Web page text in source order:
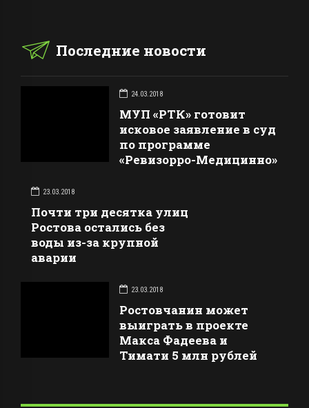
Последние новости
24.03.2018
МУП «РТК» готовит
исковое заявление в суд
по программе
«Ревизорро-Медицинно»
23.03.2018
Почти три десятка улиц
Ростова остались без
воды из-за крупной
аварии
23.03.2018
Ростовчанин может
выиграть в проекте
Макса Фадеева и
Тимати 5 млн рублей